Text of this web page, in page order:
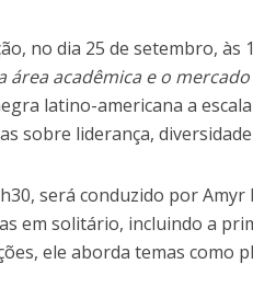
no dia 25 de setembro, às
área acadêmica e o
latino-americana a
sobre liderança,
será conduzido por
em solitário, incluindo a
ele aborda temas como